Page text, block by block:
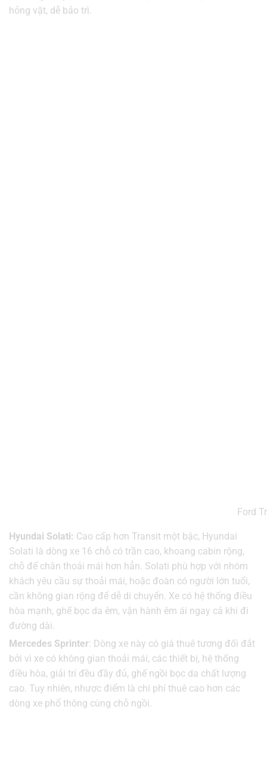
hỏng vặt, dễ bảo trì.
Ford
Hyundai Solati: Cao cấp hơn Transit một bậc, Hyundai
Solati là dòng xe 16 chỗ có trần cao, khoang cabin rộng,
chỗ để chân thoải mái hơn hẳn. Solati phù hợp với nhóm
khách yêu cầu sự thoải mái, hoặc đoàn có người lớn tuổi,
cần không gian rộng để dễ di chuyển. Xe có hệ thống điều
hòa mạnh, ghế bọc da êm, vận hành êm ái ngay cả khi đi
đường dài.
Mercedes Sprinter: Dòng xe này có giá thuê tương đối đắt
bởi vì xe có không gian thoải mái, các thiết bị, hệ thống
điều hòa, giải trí đều đầy đủ, ghế ngồi bọc da chất lượng
cao. Tuy nhiên, nhược điểm là chi phí thuê cao hơn các
dòng xe phổ thông cùng chỗ ngồi.